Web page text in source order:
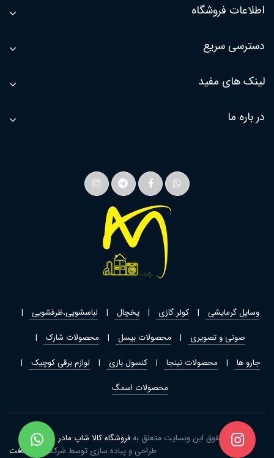
اطلاعات فروشگاه
دسترسی سریع
لینک های مفید
در باره ما
وسایل گرمایشی کولر گازی یخچال
لباسشویی،ظرفشویی
صوتی و تصویری
محصولات بیسل
محصولات شارک
جارو ها
محصولات نینجا کنسول بازی
لوازم برقی کوچیک
محصولات اسمگ
تمامی حقوق این وبسایت متعلق بهفروشگاه کالا شاپ مادر می باشد
طراحی و پیاده سازی توسط شرکت
ژیار سافت